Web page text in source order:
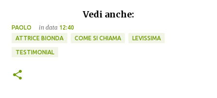
Vedi anche:
PAOLO in data 12:40
ATTRICE BIONDA
COME SI CHIAMA LEVISSIMA
TESTIMONIAL